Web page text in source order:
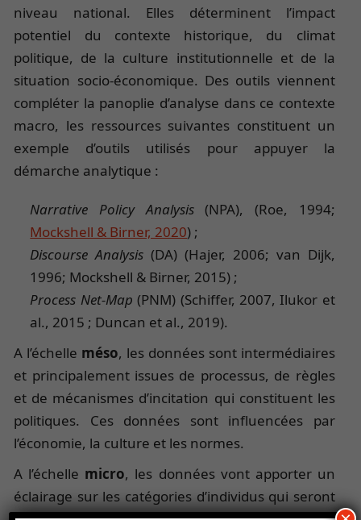
niveau national. Elles déterminent l’impact
potentiel du contexte historique, du climat
politique, de la culture institutionnelle et de la
situation socio-économique. Des outils viennent
compléter la panoplie d’analyse dans ce contexte
macro, les ressources suivantes constituent un
exemple d’outils utilisés pour appuyer la
démarche analytique :
Narrative Policy Analysis(NPA), (Roe, 1994;
Mockshell & Birner, 2020) ;
Discourse Analysis (DA) (Hajer, 2006; van Dijk,
1996; Mockshell & Birner, 2015) ;
Process Net-Map (PNM) (Schiffer, 2007, Ilukor et
al., 2015 ; Duncan et al., 2019).
A l’échelle méso, les données sont intermédiaires
et principalement issues de processus, de règles
et de mécanismes d’incitation qui constituent les
politiques. Ces données sont influencées par
l’économie, la culture et les normes.
A l’échelle micro, les données vont apporter un
éclairage sur les catégories d’individus qui seront